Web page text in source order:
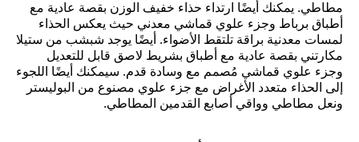
مطاطي. يمكنك أيضًا ارتداء حذاء خفيف الوزن بقصة عادية مع
أطباق برباط وجزء علوي قماشي معدني حيث يعكس الحذاء
لمسات معدنية براقة تلتقط الأضواء. أيضًا يوجد شبشب من ستيلا
مكارتني بقصة عادية مع أطباق بشريط لاصق قابل للتعديل
وجزء علوي قماشي مُصمم مع وسادة قدم. سيمكنك أيضًا اللجوء
إلى الحذاء متعدد الأغراض مع جزء علوي مصنوع من البوليستر
ونعل مطاطي وواقي أصابع القدمين المطاطي.